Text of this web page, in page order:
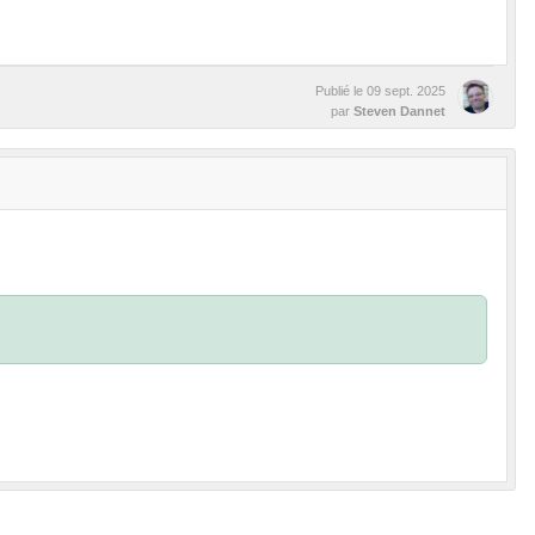
Publié le 09 sept. 2025
par Steven Dannet